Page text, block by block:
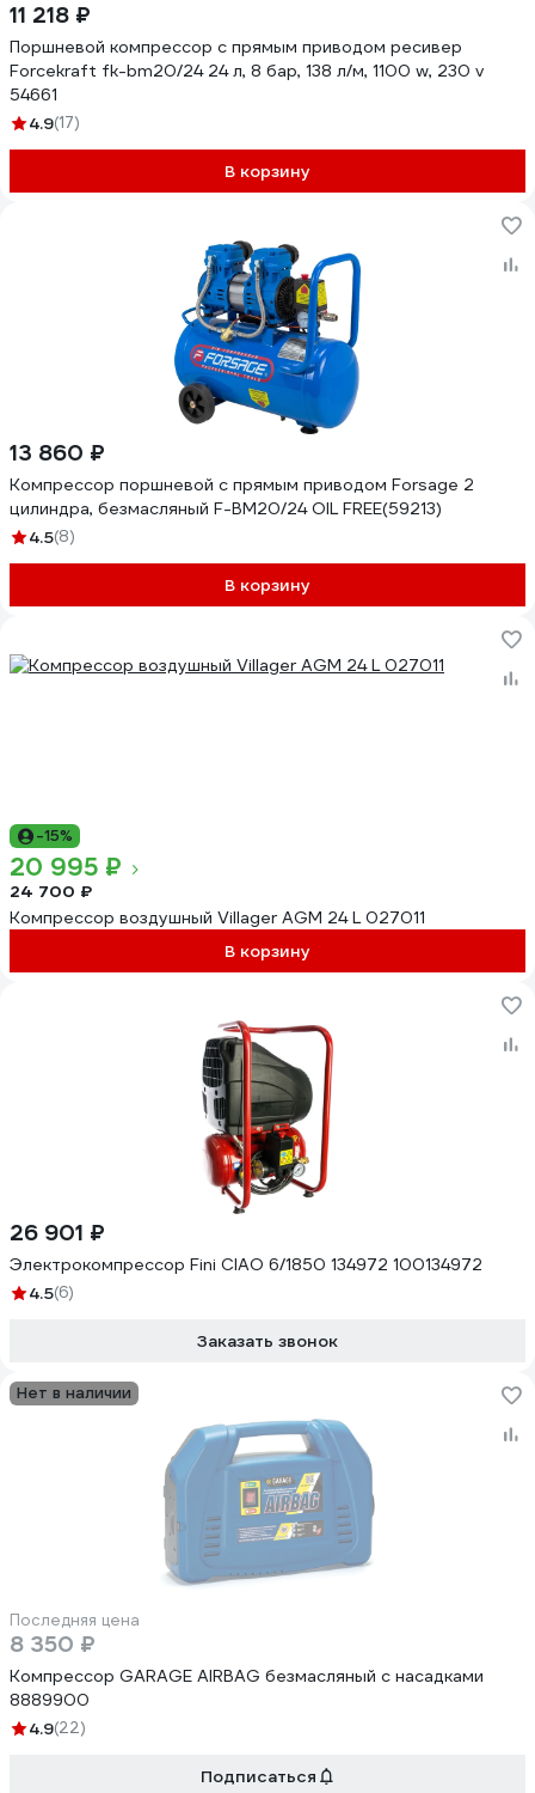
11 218 ₽
Поршневой компрессор с прямым приводом ресивер
Forcekraft fk-bm20/24 24 л, 8 бар, 138 л/м, 1100 w, 230 v
54661
4.9(17)
В корзину
13 860 ₽
Компрессор поршневой с прямым приводом Forsage 2
цилиндра, безмасляный F-BM20/24 OIL FREE(59213)
4.5(8)
В корзину
-15%
20 995 ₽
24 700 ₽
Компрессор воздушный Villager AGM 24 L 027011
В корзину
26 901 ₽
Электрокомпрессор Fini CIAO 6/1850 134972 100134972
4.5(6)
Заказать звонок
Нет в наличии
Последняя цена
8 350 ₽
Компрессор GARAGE AIRBAG безмасляный с насадками
8889900
4.9(22)
Подписаться